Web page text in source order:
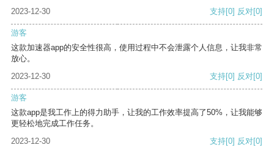
2023-12-30 支持[0] 反对[0]
游客
这款加速器app的安全性很高，使用过程中不会泄露个人信息，让我非常
放心。
2023-12-30
支持[0] 反对[0]
游客
这款app是我工作上的得力助手，让我的工作效率提高了50%，让我能够
更轻松地完成工作任务。
2023-12-30
支持[0] 反对[0]